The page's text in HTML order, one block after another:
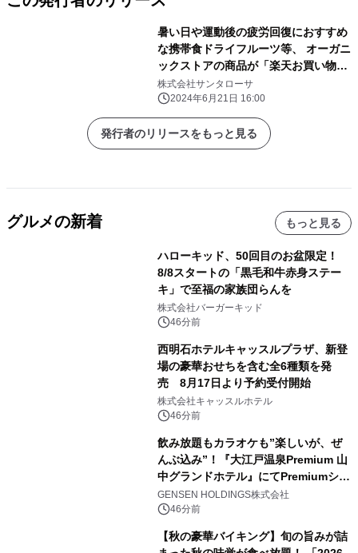
暑い日や運動後の疲労回復におすすめ
な携帯食ドライフルーツ等、 オーガニ
ックストアの商品が「楽天お買い物マ
ラソン」に登場！
株式会社サンタローサ
2024年6月21日 16:00
発行者のリリースをもっと見る
グルメの新着 もっと見る
ハローキッド、50回目のお盆限定！
8/8スタートの「黒毛和牛赤身ステー
キ」で至福の家族団らんを
株式会社バーガーキッド
46分前
西明石ホテルキャッスルプラザ、新登
場の豪華おせちを含む全6種類を発
売 8月17日より予約受付開始
株式会社キャッスルホテル
46分前
飲み放題もカラオケも”楽しいが、ぜ
んぶ込み”！『大江戸温泉Premium 山
中グランドホテル』にてPremiumシリ
ーズ初のオールインクルーシブ導入
GENSEN HOLDINGS株式会社
46分前
【秋の豪華バイキング】旬の旨みが詰